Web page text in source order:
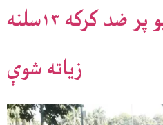
هند کې د لږکیو پر ضد کرکه ۱۳سلنه
زیاته شوې